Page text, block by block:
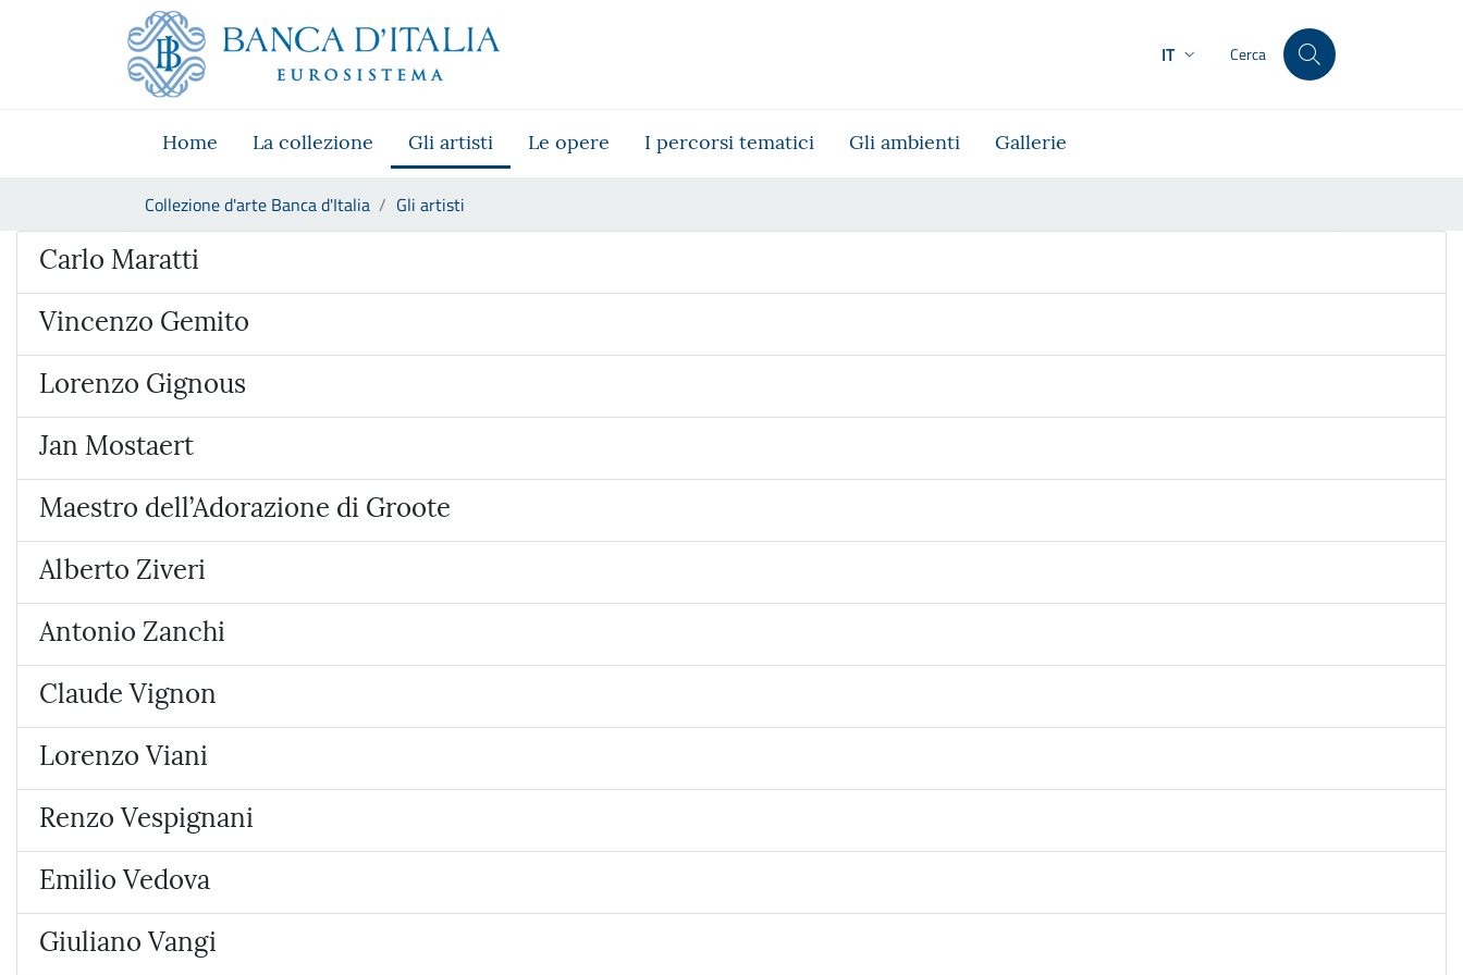
Skip to Main Content
Vai al sito istituzionale
Vai al menu di navigazione
Vai alla ricerca
Vai ai contenuti
IT Cerca
Home La collezione Gli artisti Le opere I percorsi tematici Gli ambienti Gallerie
Collezione d'arte Banca d'Italia Gli artisti
Artista
Carlo Maratti
Vincenzo Gemito
Lorenzo Gignous
Jan Mostaert
Maestro dell’Adorazione di Groote
Alberto Ziveri
Antonio Zanchi
Claude Vignon
Lorenzo Viani
Renzo Vespignani
Emilio Vedova
Giuliano Vangi